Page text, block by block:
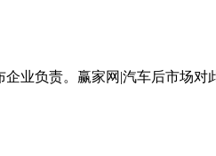
业负责。赢家网|汽车后市场对